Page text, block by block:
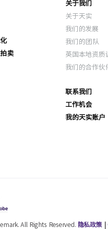
卖
关于我们
关于天实
我们的发展
我们的团队
英国本地资质
我们的合作伙
联系我们
工作机会
我的天实账户
All Rights Reserved. 隐私政策|